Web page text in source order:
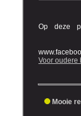
Op deze
Voor oudere